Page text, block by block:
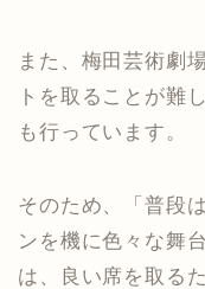
また、梅田芸術劇
トを取ることが難
も行っています。
そのため、「普段
ンを機に色々な舞
は、良い席を取る